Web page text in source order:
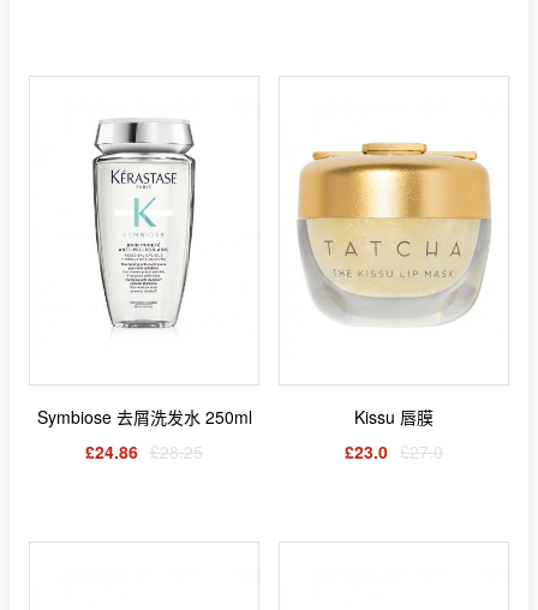
Symbiose 去屑洗发水 250ml
£24.86 £28.25
Kissu 唇膜
£23.0 £27.0